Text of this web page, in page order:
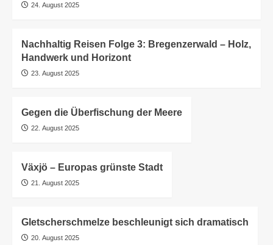
24. August 2025
Nachhaltig Reisen Folge 3: Bregenzerwald – Holz,
Handwerk und Horizont
23. August 2025
Gegen die Überfischung der Meere
22. August 2025
Växjö – Europas grünste Stadt
21. August 2025
Gletscherschmelze beschleunigt sich dramatisch
20. August 2025